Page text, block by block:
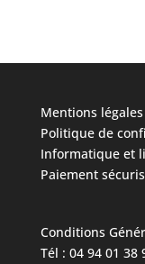
Mentions légales
Politique de
Informatique et
Paiement
Conditions
Tél : 04 94 01 38